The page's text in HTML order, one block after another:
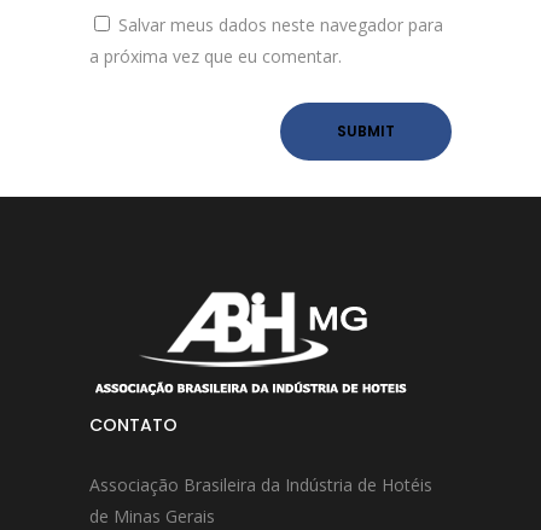
Salvar meus dados neste navegador para
a próxima vez que eu comentar.
CONTATO
Associação Brasileira da Indústria de Hotéis
de Minas Gerais